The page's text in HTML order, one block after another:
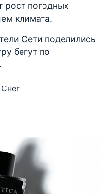
рост погодных
климата.
Сети поделились
бегут по
Снег